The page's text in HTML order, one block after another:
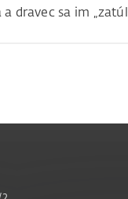
dravec sa im